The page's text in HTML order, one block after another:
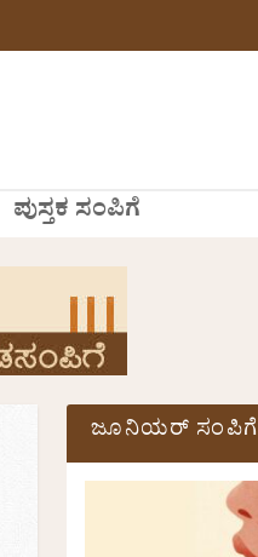
ಪುಸ್ತಕ ಸಂಪಿಗೆ
ಜೂನಿಯರ್ ಸಂಪಿಗೆ